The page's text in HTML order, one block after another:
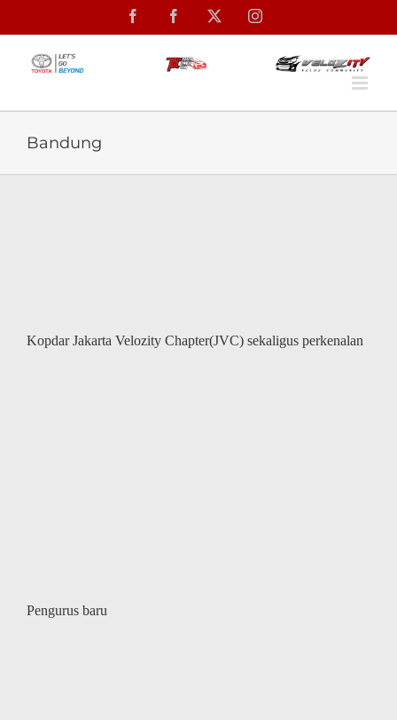
FacebookFacebook Instagram
Bandung
Kopdar Jakarta Velozity Chapter(JVC) sekaligus perkenalan
Pengurus baru